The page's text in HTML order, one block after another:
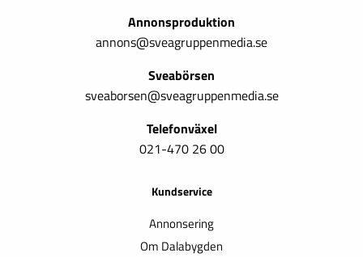
Annonsproduktion
annons@sveagruppenmedia.se
Sveabörsen
sveaborsen@sveagruppenmedia.se
Telefonväxel
021-470 26 00
Kundservice
Annonsering
Om Dalabygden